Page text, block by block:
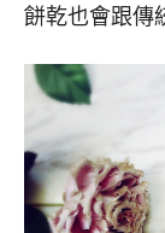
餅乾也會跟傳